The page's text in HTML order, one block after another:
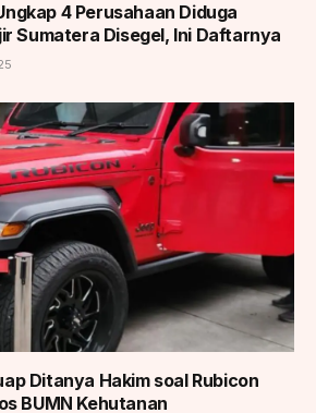
4 Perusahaan Diduga
Sumatera Disegel, Ini Daftarnya
Ditanya Hakim soal Rubicon
BUMN Kehutanan